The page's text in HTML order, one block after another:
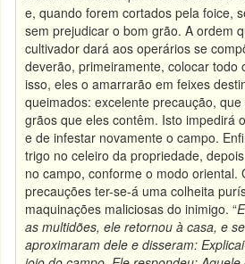
e, quando forem cortados pela foice,
sem prejudicar o bom grão. A ordem
cultivador dará aos operários se
deverão, primeiramente, colocar todo
isso, eles o amarrarão em feixes
queimados: excelente precaução,
grãos que eles contêm. Isto impedirá
e de infestar novamente o campo.
trigo no celeiro da propriedade,
no campo, conforme o modo oriental.
precauções ter-se-á uma colheita
maquinações maliciosas do inimigo. “
as multidões, ele retornou à casa, e
aproximaram dele e disseram: